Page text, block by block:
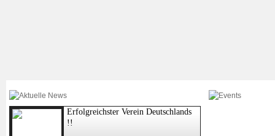
Erfolgreichster Verein Deutschlands
!!